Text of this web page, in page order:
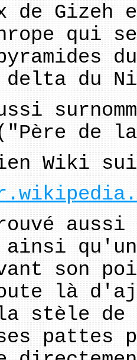
de Gizeh
qui
delta du
de
Wiki
ainsi
son
là
la stèle
pattes